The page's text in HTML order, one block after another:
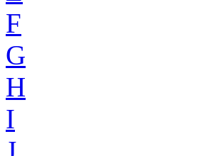
F
G
H
I